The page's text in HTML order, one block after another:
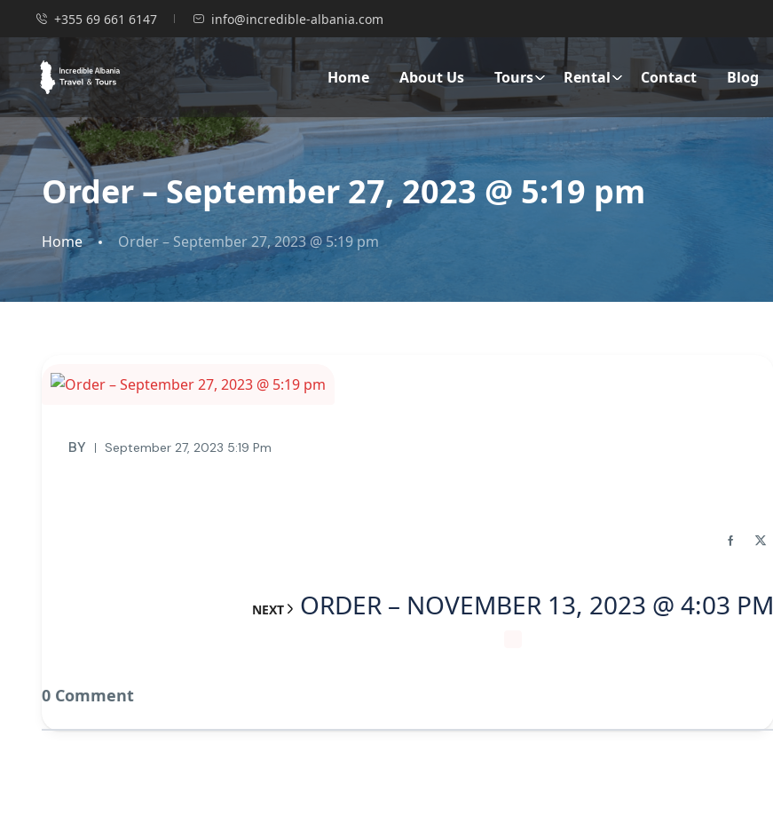
+355 69 661 6147 info@incredible-albania.com
Home About Us Tours Rental Contact Blog
Order – September 27, 2023 @ 5:19 pm
Home Order – September 27, 2023 @ 5:19 pm
BY September 27, 2023 5:19 Pm
NEXT ORDER – NOVEMBER 13, 2023 @ 4:03 PM
0 Comment